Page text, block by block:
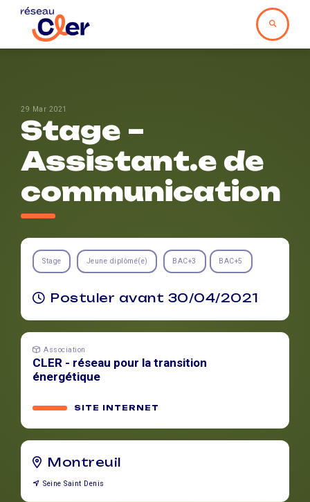
29 Mar 2021
Stage –
Assistant.e de
communication
Stage Jeune diplômé(e) BAC+3 BAC+5
Postuler avant 30/04/2021
Association
CLER - réseau pour la transition
énergétique
SITE INTERNET
Montreuil
Seine Saint Denis